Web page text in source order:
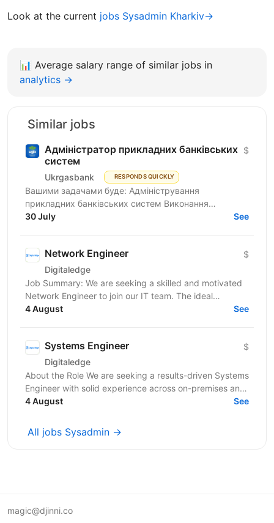
Look at the current jobs Sysadmin Kharkiv→
📊 Average salary range of similar jobs in
analytics →
Similar jobs
Адміністратор прикладних банківських
систем
Ukrgasbank RESPONDS QUICKLY
$
Вашими задачами буде: Адміністрування
прикладних банківських систем Виконання
операційної та регламентної роботи: налаштування
30 July See
Network Engineer
Digitaledge
$
Job Summary: We are seeking a skilled and motivated
Network Engineer to join our IT team. The ideal
candidate will be responsible for designing,...
4 August See
Systems Engineer
Digitaledge
$
About the Role We are seeking a results-driven Systems
Engineer with solid experience across on-premises and
cloud environments, backup and recovery...
4 August See
All jobs Sysadmin →
magic@djinni.co